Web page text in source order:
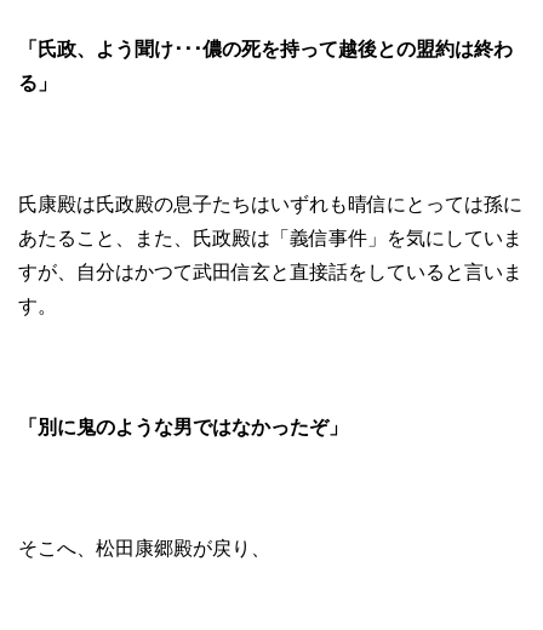
「氏政、よう聞け･･･儂の死を持って越後との盟約は終わ
る」
氏康殿は氏政殿の息子たちはいずれも晴信にとっては孫に
あたること、また、氏政殿は「義信事件」を気にしていま
すが、自分はかつて武田信玄と直接話をしていると言いま
す。
「別に鬼のような男ではなかったぞ」
そこへ、松田康郷殿が戻り、